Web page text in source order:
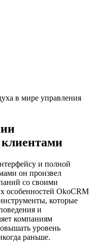
в мире управления
и полной
он произвел
со своими
особенностей OkoCRM
которые
и
компаниям
уровень
раньше.